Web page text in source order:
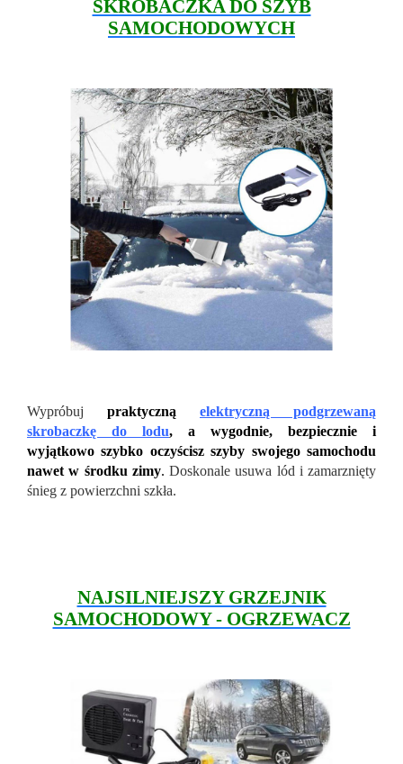
SKROBACZKA DO SZYB
SAMOCHODOWYCH
Wypróbuj praktyczną
elektryczną podgrzewaną
skrobaczkę do lodu, a wygodnie, bezpiecznie i
wyjątkowo szybko oczyścisz szyby swojego samochodu
nawet w środku zimy. Doskonale usuwa lód i zamarznięty
śnieg z powierzchni szkła.
NAJSILNIEJSZY GRZEJNIK
SAMOCHODOWY - OGRZEWACZ